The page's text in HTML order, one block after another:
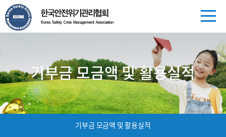
기부금 모금액 및 활용실적
기부금 모금액 및 활용실적